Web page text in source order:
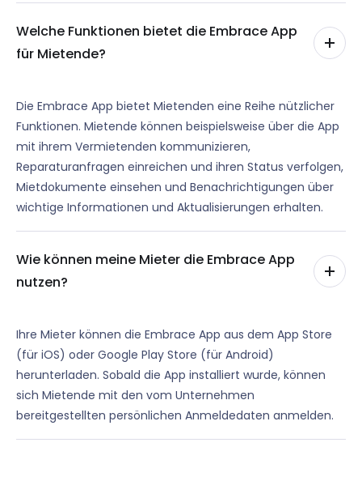
Welche Funktionen bietet die Embrace App
für Mietende?
Die Embrace App bietet Mietenden eine Reihe nützlicher
Funktionen. Mietende können beispielsweise über die App
mit ihrem Vermietenden kommunizieren,
Reparaturanfragen einreichen und ihren Status verfolgen,
Mietdokumente einsehen und Benachrichtigungen über
wichtige Informationen und Aktualisierungen erhalten.
Wie können meine Mieter die Embrace App
nutzen?
Ihre Mieter können die Embrace App aus dem App Store
(für iOS) oder Google Play Store (für Android)
herunterladen. Sobald die App installiert wurde, können
sich Mietende mit den vom Unternehmen
bereitgestellten persönlichen Anmeldedaten anmelden.